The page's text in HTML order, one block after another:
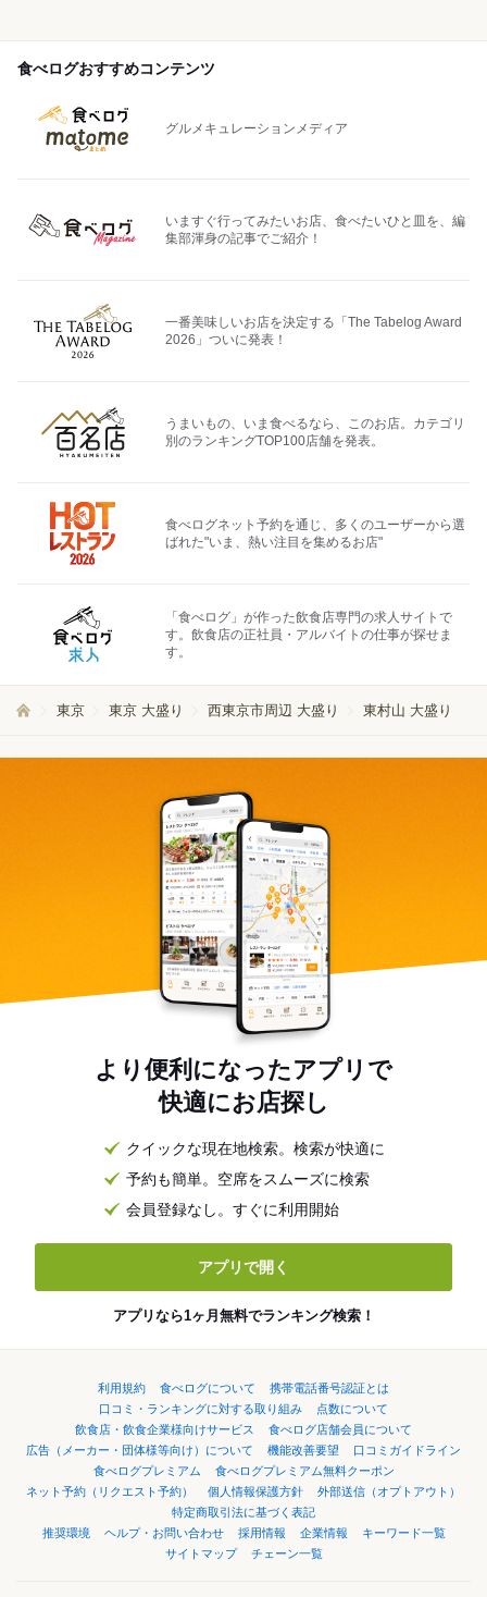
食べログおすすめコンテンツ
グルメキュレーションメディア
いますぐ行ってみたいお店、食べたいひと皿を、編
集部渾身の記事でご紹介！
一番美味しいお店を決定する「The Tabelog Award
2026」ついに発表！
うまいもの、いま食べるなら、このお店。カテゴリ
別のランキングTOP100店舗を発表。
食べログネット予約を通じ、多くのユーザーから選
ばれた"いま、熱い注目を集めるお店"
「食べログ」が作った飲食店専門の求人サイトで
す。飲食店の正社員・アルバイトの仕事が探せま
す。
東京 東京 大盛り 西東京市周辺 大盛り 東村山 大盛り
より便利になったアプリで
快適にお店探し
クイックな現在地検索。検索が快適に
予約も簡単。空席をスムーズに検索
会員登録なし。すぐに利用開始
アプリで開く
アプリなら1ヶ月無料でランキング検索！
利用規約 食べログについて
携帯電話番号認証とは
口コミ・ランキングに対する取り組み
点数について
飲食店・飲食企業様向けサービス
食べログ店舗会員について
広告（メーカー・団体様等向け）について
機能改善要望
口コミガイドライン
食べログプレミアム
食べログプレミアム無料クーポン
ネット予約（リクエスト予約）
個人情報保護方針
外部送信（オプトアウト）
特定商取引法に基づく表記
推奨環境
ヘルプ・お問い合わせ 採用情報 企業情報
キーワード一覧
サイトマップ
チェーン一覧